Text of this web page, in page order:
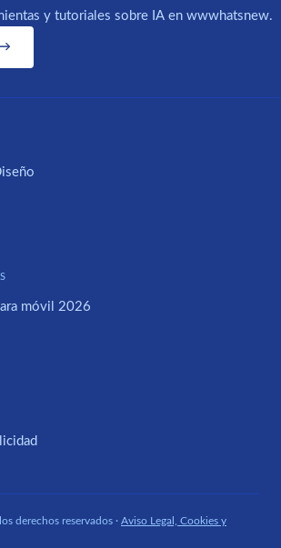
y tutoriales sobre IA en wwwhatsnew.
→
móvil 2026
derechos reservados · Aviso Legal, Cookies y